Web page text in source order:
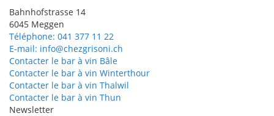
Bahnhofstrasse 14
6045 Meggen
Téléphone: 041 377 11 22
E-mail: info@chezgrisoni.ch
Contacter le bar à vin Bâle
Contacter le bar à vin Winterthour
Contacter le bar à vin Thalwil
Contacter le bar à vin Thun
Newsletter